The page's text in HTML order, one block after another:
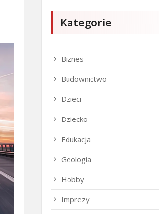
Kategorie
Biznes
Budownictwo
Dzieci
Dziecko
Edukacja
Geologia
Hobby
Imprezy